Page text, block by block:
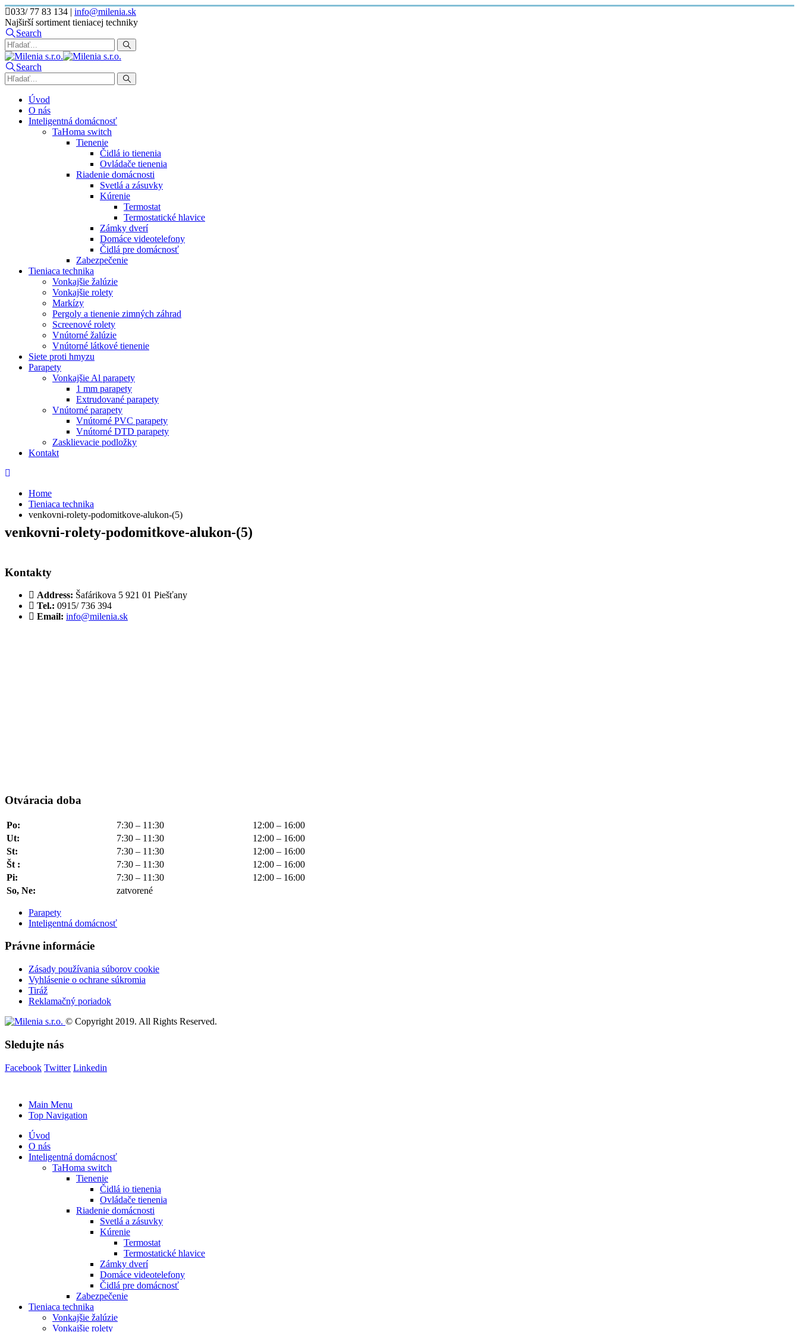
033/ 77 83 134 | info@milenia.sk
Najširší sortiment tieniacej techniky
Search
Search
Úvod
O nás
Inteligentná domácnosť
TaHoma switch
Tienenie
Čidlá io tienenia
Ovládače tienenia
Riadenie domácnosti
Svetlá a zásuvky
Kúrenie
Termostat
Termostatické hlavice
Zámky dverí
Domáce videotelefony
Čidlá pre domácnosť
Zabezpečenie
Tieniaca technika
Vonkajšie žalúzie
Vonkajšie rolety
Markízy
Pergoly a tienenie zimných záhrad
Screenové rolety
Vnútorné žalúzie
Vnútorné látkové tienenie
Siete proti hmyzu
Parapety
Vonkajšie Al parapety
1 mm parapety
Extrudované parapety
Vnútorné parapety
Vnútorné PVC parapety
Vnútorné DTD parapety
Zasklievacie podložky
Kontakt
Home
Tieniaca technika
venkovni-rolety-podomitkove-alukon-(5)
venkovni-rolety-podomitkove-alukon-(5)
Kontakty
Address: Šafárikova 5 921 01 Piešťany
Tel.: 0915/ 736 394
Email: info@milenia.sk
Otváracia doba
Po: 7:30 – 11:30
12:00 – 16:00
Ut:
7:30 – 11:30
12:00 – 16:00
St:
7:30 – 11:30
12:00 – 16:00
Št :
7:30 – 11:30
12:00 – 16:00
Pi:
7:30 – 11:30
12:00 – 16:00
So, Ne:
zatvorené
Parapety
Inteligentná domácnosť
Právne informácie
Zásady používania súborov cookie
Vyhlásenie o ochrane súkromia
Tiráž
Reklamačný poriadok
© Copyright 2019. All Rights Reserved.
Sledujte nás
Facebook Twitter Linkedin
Main Menu
Top Navigation
Úvod
O nás
Inteligentná domácnosť
TaHoma switch
Tienenie
Čidlá io tienenia
Ovládače tienenia
Riadenie domácnosti
Svetlá a zásuvky
Kúrenie
Termostat
Termostatické hlavice
Zámky dverí
Domáce videotelefony
Čidlá pre domácnosť
Zabezpečenie
Tieniaca technika
Vonkajšie žalúzie
Vonkajšie rolety